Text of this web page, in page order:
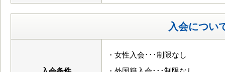
入会につい
・女性入会･･･制限なし